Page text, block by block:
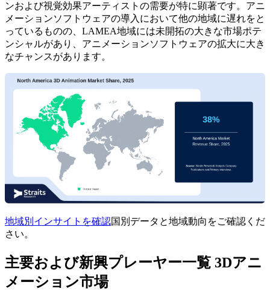
ンおよび視覚効果アーティストの需要が特に顕著です。アニ
メーションソフトウェアの導入において他の地域に遅れをと
っているものの、LAMEA地域には未開拓の大きな市場ポテ
ンシャルがあり、アニメーションソフトウェアの拡大に大き
なチャンスがあります。
地域別インサイトを確認国別データと地域動向をご確認くだ
さい。
主要および新興プレーヤー一覧 3Dアニ
メーション市場